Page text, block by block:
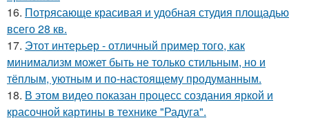
16. Потрясающе красивая и удобная студия площадью
всего 28 кв.
17. Этот интерьер - отличный пример того, как
минимализм может быть не только стильным, но и
тёплым, уютным и по-настоящему продуманным.
18. В этом видео показан процесс создания яркой и
красочной картины в технике "Радуга".